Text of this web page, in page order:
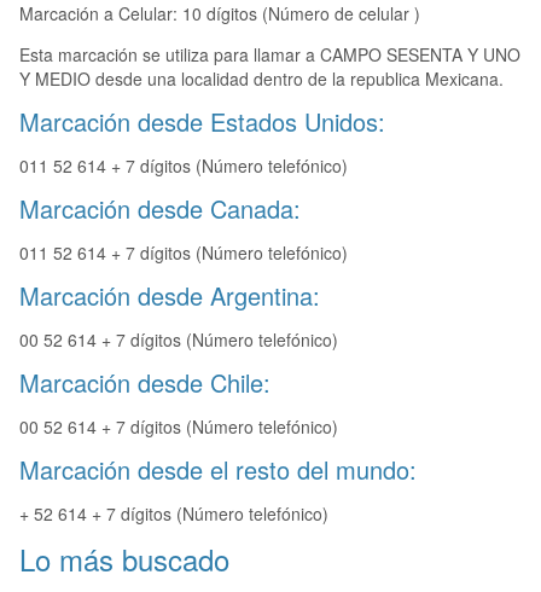
Marcación a Celular: 10 dígitos (Número de celular )
Esta marcación se utiliza para llamar a CAMPO SESENTA Y UNO
Y MEDIO desde una localidad dentro de la republica Mexicana.
Marcación desde Estados Unidos:
011 52 614 + 7 dígitos (Número telefónico)
Marcación desde Canada:
011 52 614 + 7 dígitos (Número telefónico)
Marcación desde Argentina:
00 52 614 + 7 dígitos (Número telefónico)
Marcación desde Chile:
00 52 614 + 7 dígitos (Número telefónico)
Marcación desde el resto del mundo:
+ 52 614 + 7 dígitos (Número telefónico)
Lo más buscado